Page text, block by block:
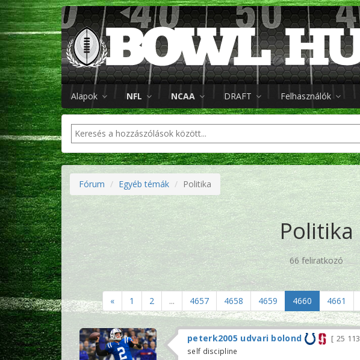
Alapok NFL NCAA DRAFT Felhasználók
Fórum Egyéb témák Politika
Politika
66 feliratkozó
« 1 2 ... 4657 4658 4659 4660 4661
peterk2005 udvari bolond 25 113
self discipline